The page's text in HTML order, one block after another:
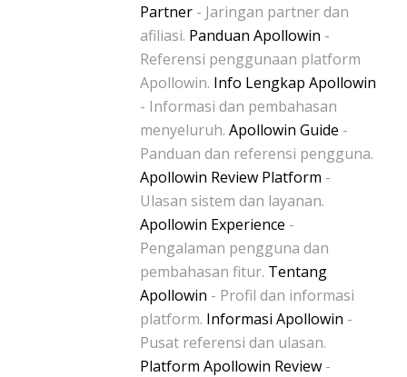
Partner - Jaringan partner dan
afiliasi. Panduan Apollowin -
Referensi penggunaan platform
Apollowin. Info Lengkap Apollowin
- Informasi dan pembahasan
menyeluruh. Apollowin Guide -
Panduan dan referensi pengguna.
Apollowin Review Platform -
Ulasan sistem dan layanan.
Apollowin Experience -
Pengalaman pengguna dan
pembahasan fitur. Tentang
Apollowin - Profil dan informasi
platform. Informasi Apollowin -
Pusat referensi dan ulasan.
Platform Apollowin Review -